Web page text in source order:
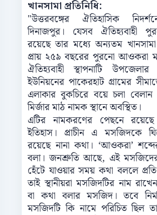
খানসামা প্রতিনিধি:
"উত্তরবঙ্গের ঐতিহাসিক
দিনাজপুর। যেসব ঐতিহ্যবাহী
রয়েছে তার মধ্যে অন্যতম
প্রায় ২৫৯ বছরের পুরনো আওকরা
ঐতিহ্যবাহী স্থাপনাটি উপজেলার
ইউনিয়নের পাকেরহাট গ্রামের
এলাকার বুকচিরে বয়ে চলা বেলান
মির্জার মাঠ নামক স্থানে অবস্থিত।
এটির নামকরণের পেছনে
ইতিহাস। প্রাচীন এ মসজিদকে
রয়েছে নানা কথা। ‘আওকরা’
বলা। জনশ্রুতি আছে, এই
হেঁটে যাওয়ার সময় কথা বললে
তাই স্থানীয়রা মসজিদটির নাম
বা কথা বলার মসজিদ। তবে
মসজিদটি কি নামে পরিচিত ছিল তা